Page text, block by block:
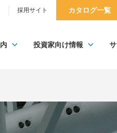
採用サイト カタログ一覧
投資家向け情報